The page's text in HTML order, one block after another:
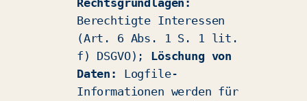
Berechtigte Interessen
(Art. 6 Abs. 1 S. 1 lit.
f) DSGVO); Löschung von
Daten:
Logfile-
Informationen werden für